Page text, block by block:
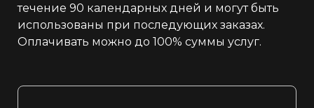
течение 90 календарных дней и могут быть
использованы при последующих заказах.
Оплачивать можно до 100% суммы услуг.